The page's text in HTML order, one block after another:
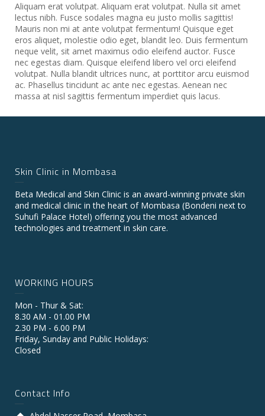
Aliquam erat volutpat. Aliquam erat volutpat. Nulla sit amet
lectus nibh. Fusce sodales magna eu justo mollis sagittis!
Mauris non mi at ante volutpat fermentum! Quisque eget
eros aliquet, molestie odio eget, blandit leo. Duis fermentum
neque velit, sit amet maximus odio eleifend auctor. Fusce
nec egestas diam. Quisque eleifend libero vel orci eleifend
volutpat. Nulla blandit ultrices nunc, at porttitor arcu euismod
ac. Phasellus tincidunt ac ante nec egestas. Aenean nec
massa at nisl sagittis fermentum imperdiet quis lacus.
Skin Clinic in Mombasa
Beta Medical and Skin Clinic is an award-winning private skin
and medical clinic in the heart of Mombasa (Bondeni next to
Suhufi Palace Hotel) offering you the most advanced
technologies and treatment in skin care.
WORKING HOURS
Mon - Thur & Sat:
8.30 AM - 01.00 PM
2.30 PM - 6.00 PM
Friday, Sunday and Public Holidays:
Closed
Contact Info